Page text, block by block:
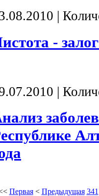
|
-
|
Первая< Предыдущая 341